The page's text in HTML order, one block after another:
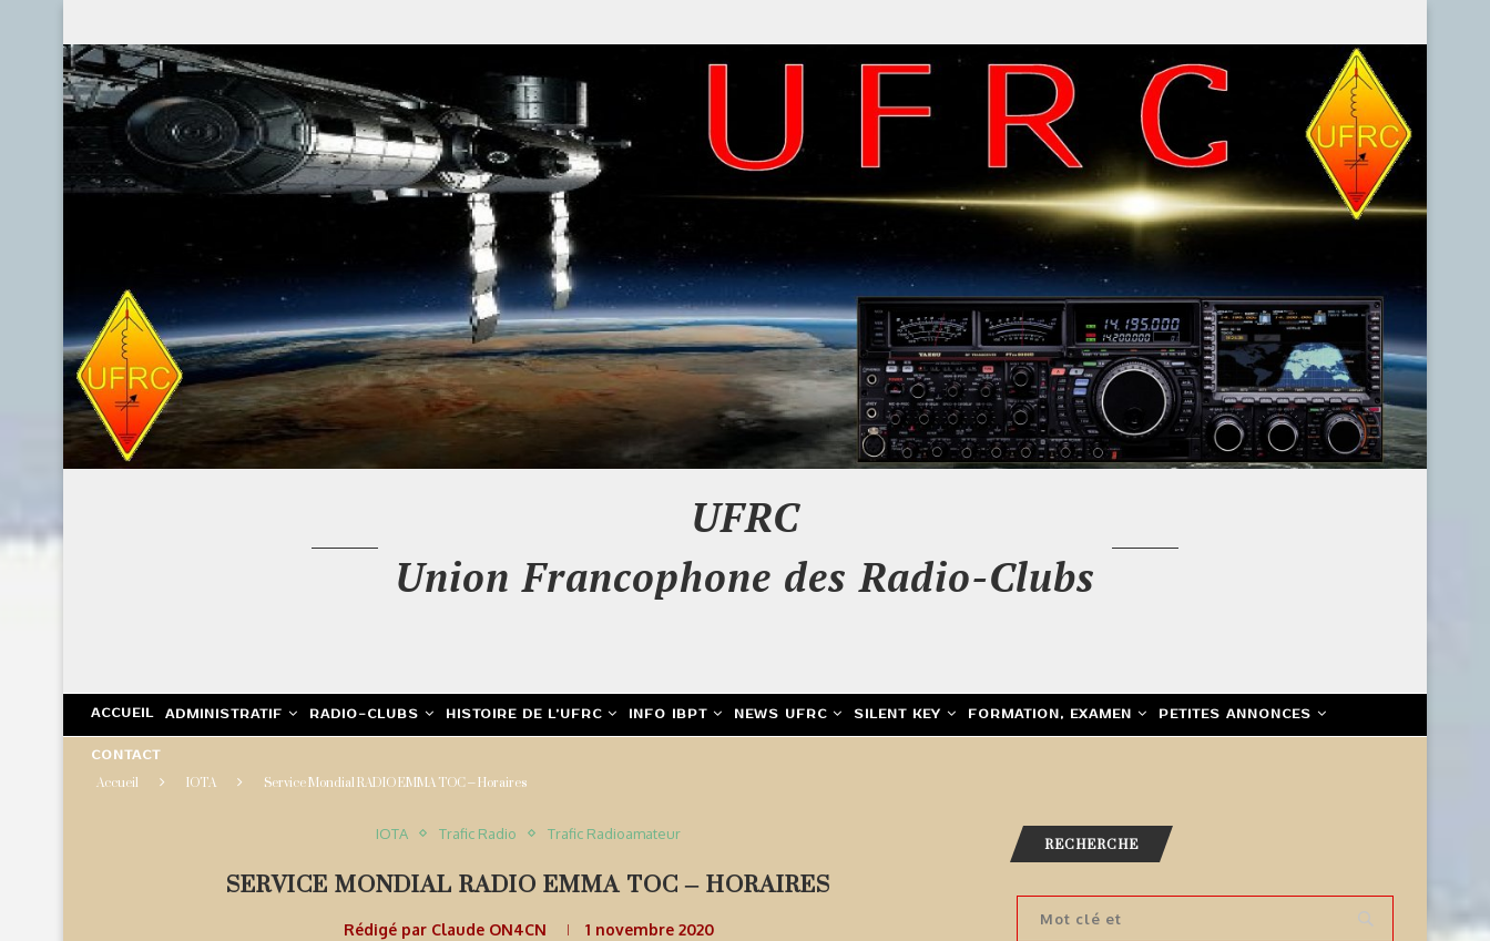
UFRC
Union Francophone des Radio-Clubs
ACCUEIL ADMINISTRATIF RADIO-CLUBS HISTOIRE DE L’UFRC INFO IBPT NEWS UFRC SILENT KEY FORMATION, EXAMEN PETITES ANNONCES
CONTACT
Accueil IOTA Service Mondial RADIO EMMA TOC – Horaires
IOTA Trafic Radio Trafic Radioamateur
SERVICE MONDIAL RADIO EMMA TOC – HORAIRES
Rédigé par Claude ON4CN 1 novembre 2020
RECHERCHE